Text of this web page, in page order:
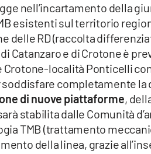
nell’incartamento della
esistenti sul territorio
RD (raccolta
Catanzaro e di Crotone è
località Ponticelli
soddisfare completamente
di nuove piattaforme,
stabilita dalle Comunità
TMB (trattamento
della linea, grazie